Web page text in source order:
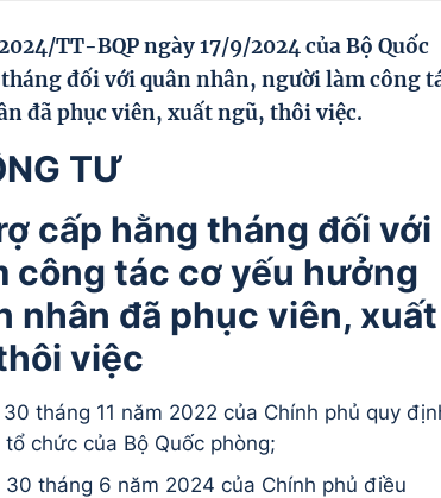
TT-BQP ngày 17/9/2024 của Bộ Quốc
đối với quân nhân, người làm công
đã phục viên, xuất ngũ, thôi việc.
TƯ
cấp hằng tháng đối với
công tác cơ yếu hưởng
nhân đã phục viên, xuất
việc
tháng 11 năm 2022 của Chính phủ quy
chức của Bộ Quốc phòng;
tháng 6 năm 2024 của Chính phủ điều